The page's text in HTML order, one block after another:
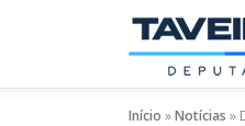
conteúdo
Início »Notícias »